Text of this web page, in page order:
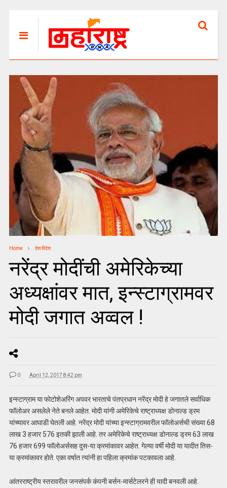
Home देश विदेश
नरेंद्र मोदींची अमेरिकेच्या
अध्यक्षांवर मात, इन्स्टाग्रामवर
मोदी जगात अव्वल !
0 April 12, 2017 8:42 pm
इन्स्टाग्राम या फोटोशेअरिंग अपवर भारताचे पंतप्रधान नरेंद्र मोदी हे जगातले सर्वाधिक
फॉलोअर असलेले नेते बनले आहेत. मोदी यांनी अमेरिकेचे राष्ट्राध्यक्ष डोनाल्ड ड्रम
यांच्यावर आघाडी घेतली आहे. नरेंद्र मोदी यांच्या इन्स्टाग्रामवरील फॉलोअर्सची संख्या 68
लाख 3 हजार 576 इतकी झाली आहे. तर अमेरिकेचे राष्ट्राध्यक्ष डोनाल्ड ड्रम 63 लाख
76 हजार 699 फॉलोअर्ससह दुस-या क्रमांकावर आहेत. गेल्या वर्षी मोदी या यादीत तिस-
या क्रमांकावर होते. एका वर्षात त्यांनी हा पहिला क्रमांक पटकावला आहे.
आंतरराष्ट्रीय स्तरावरील जनसंपर्क कंपनी बर्सन-मार्सटेलरने ही यादी बनवली आहे.